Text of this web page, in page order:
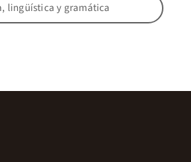
lingüística y gramática